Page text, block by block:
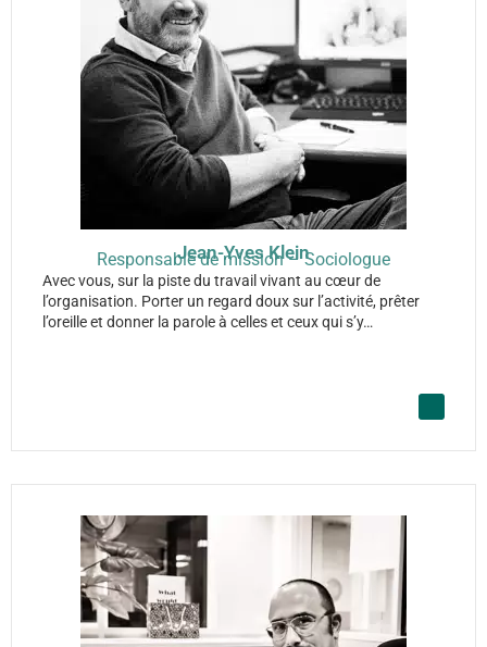
Jean-Yves Klein
Responsable de mission – Sociologue
Avec vous, sur la piste du travail vivant au cœur de
l’organisation. Porter un regard doux sur l’activité, prêter
l’oreille et donner la parole à celles et ceux qui s’y…